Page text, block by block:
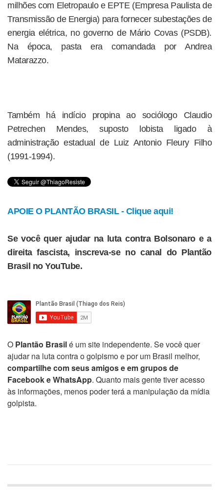
milhões com Eletropaulo e EPTE (Empresa Paulista de
Transmissão de Energia) para fornecer subestações de
energia elétrica, no governo de Mário Covas (PSDB).
Na época, pasta era comandada por Andrea
Matarazzo.
Também há indício propina ao sociólogo Claudio
Petrechen Mendes, suposto lobista ligado à
administração estadual de Luiz Antonio Fleury Filho
(1991-1994).
APOIE O PLANTÃO BRASIL - Clique aqui!
Se você quer ajudar na luta contra Bolsonaro e a
direita fascista, inscreva-se no canal do Plantão
Brasil no YouTube.
O Plantão Brasilé um site independente. Se você quer
ajudar na luta contra o golpismo e por um Brasil melhor,
compartilhe com seus amigos e em grupos de
Facebook e WhatsApp. Quanto mais gente tiver acesso
às informações, menos poder terá a manipulação da mídia
golpista.